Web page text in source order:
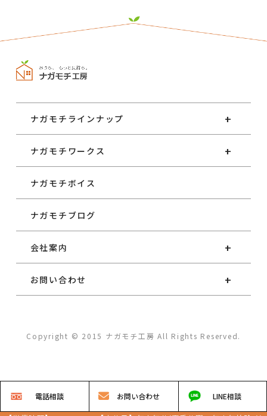
電話相談 お問い合わせ LINE相談
ナガモチラインナップ
ナガモチワークス
ナガモチボイス
ナガモチブログ
会社案内
お問い合わせ
Copyright © 2015 ナガモチ工房 All Rights Reserved.